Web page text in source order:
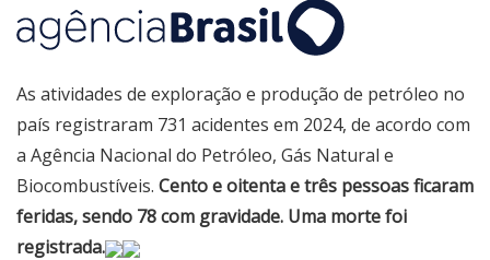
As atividades de exploração e produção de petróleo no
país registraram 731 acidentes em 2024, de acordo com
a Agência Nacional do Petróleo, Gás Natural e
Biocombustíveis. Cento e oitenta e três pessoas ficaram
feridas, sendo 78 com gravidade. Uma morte foi
registrada.